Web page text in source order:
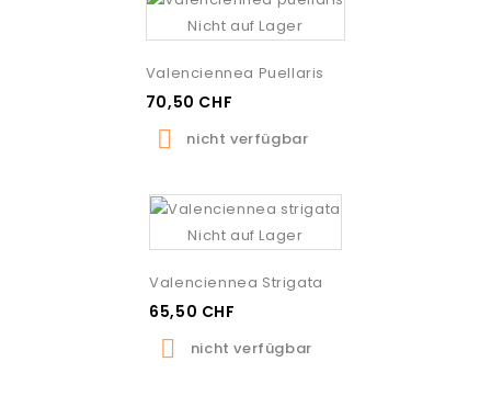
Nicht auf Lager
Valenciennea Puellaris
70,50 CHF
 nicht verfügbar
Nicht auf Lager
Valenciennea Strigata
65,50 CHF
 nicht verfügbar